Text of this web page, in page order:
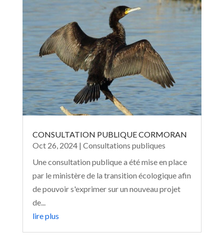
CONSULTATION PUBLIQUE CORMORAN
Oct 26, 2024| Consultations publiques
Une consultation publique a été mise en place
par le ministère de la transition écologique afin
de pouvoir s'exprimer sur un nouveau projet
de...
lire plus